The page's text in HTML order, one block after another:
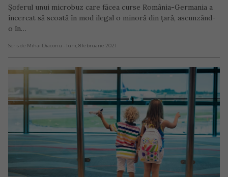
Șoferul unui microbuz care făcea curse România-Germania a
încercat să scoată în mod ilegal o minoră din țară, ascunzând-
o în…
Scris de Mihai Diaconu - luni, 8 februarie 2021